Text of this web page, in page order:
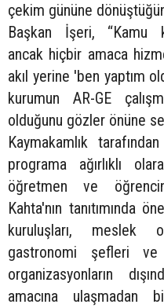
çekim gününe
Başkan İşeri, “Kamu
ancak hiçbir amaca
akıl yerine 'ben yaptım
kurumun AR-GE
olduğunu gözler önüne
Kaymakamlık
programa ağırlıklı
öğretmen ve
Kahta'nın tanıtımında
kuruluşları, meslek
gastronomi şefleri
organizasyonların
amacına ulaşmadan